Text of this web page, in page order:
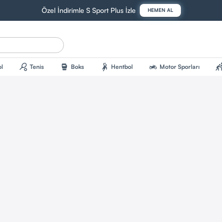
Özel İndirimle S Sport Plus İzle HEMEN AL
sports_tennis Tenis sports_mma Boks sports_handball Hentbol two_wheeler Motor Sporları